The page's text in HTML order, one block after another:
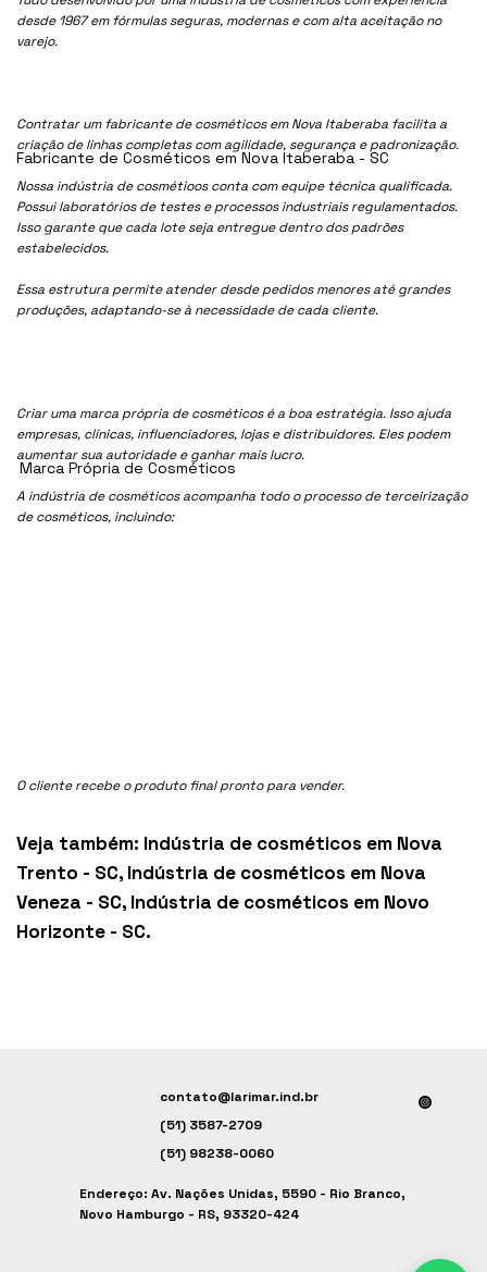
desde 1967 em fórmulas seguras, modernas e com alta aceitação no
varejo.
Contratar um fabricante de cosméticos em Nova Itaberaba facilita a
criação de linhas completas com agilidade, segurança e padronização.
Nossa indústria de cosmétioos conta com equipe técnica qualificada.
Possui laboratórios de testes e processos industriais regulamentados.
Isso garante que cada lote seja entregue dentro dos padrões
estabelecidos.
Essa estrutura permite atender desde pedidos menores até grandes
produções, adaptando-se à necessidade de cada cliente.
Criar uma marca própria de cosméticos é a boa estratégia. Isso ajuda
empresas, clínicas, influenciadores, lojas e distribuidores. Eles podem
aumentar sua autoridade e ganhar mais lucro.
A indústria de cosméticos acompanha todo o processo de terceirização
de cosméticos, incluindo:
O cliente recebe o produto final pronto para vender.
Veja também: Indústria de cosméticos em Nova
Trento - SC, Indústria de cosméticos em Nova
Veneza - SC, Indústria de cosméticos em Novo
Horizonte - SC.
Fabricante de Cosméticos em Nova Itaberaba - SC
Marca Própria de Cosméticos
contato@larimar.ind.br
(51) 3587-2709
(51) 98238-0060
Endereço: Av. Nações Unidas, 5590 - Rio Branco,
Novo Hamburgo - RS, 93320-424